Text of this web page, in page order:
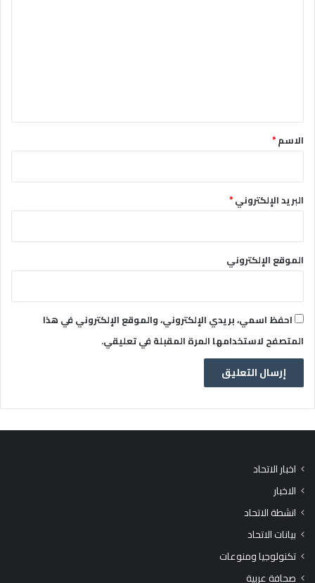
*الاسم*
البريد الإلكتروني*
الموقع الإلكتروني
احفظ اسمي، بريدي الإلكتروني، والموقع الإلكتروني في هذا
المتصفح لاستخدامها المرة المقبلة في تعليقي.
اخبار الاتحاد
الاخبار
انشطة الاتحاد
بيانات الاتحاد
تكنولوجيا ومنوعات
صحافة عربية